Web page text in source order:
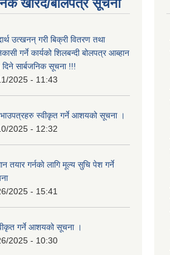
खरिद/बोलपत्र सूचना
उत्खनन् गरी बिक्री वितरण तथा
गर्ने कार्यको शिलबन्दी बोलपत्र आब्हान
दिने सार्बजनिक सूचना !!!
2025 - 11:43
स्वीकृत गर्ने आशयको सूचना ।
2025 - 12:32
तयार गर्नकाे लागि मूल्य सुचि पेश गर्ने
2025 - 15:41
गर्ने आशयको सूचना ।
2025 - 10:30